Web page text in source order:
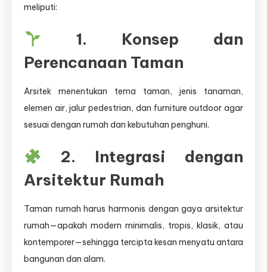
meliputi:
1. Konsep dan
Perencanaan Taman
Arsitek menentukan tema taman, jenis tanaman,
elemen air, jalur pedestrian, dan furniture outdoor agar
sesuai dengan rumah dan kebutuhan penghuni.
2. Integrasi dengan
Arsitektur Rumah
Taman rumah harus harmonis dengan gaya arsitektur
rumah—apakah modern minimalis, tropis, klasik, atau
kontemporer—sehingga tercipta kesan menyatu antara
bangunan dan alam.